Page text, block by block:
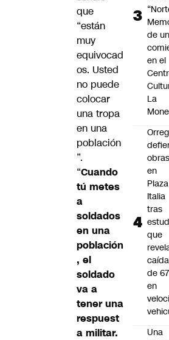
que
“están
muy
equivocad
os. Usted
no puede
colocar
una tropa
en una
población
”.
“Cuando
tú metes
a
soldados
en una
población
, el
soldado
va a
tener una
respuest
a militar.
de un
en el
La
obras
en
Plaza
Italia
tras
que
caída
de
en
Una